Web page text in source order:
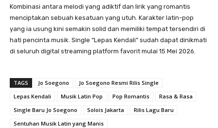
​Kombinasi antara melodi yang adiktif dan lirik yang romantis
menciptakan sebuah kesatuan yang utuh. Karakter latin-pop
yang ia usung kini semakin solid dan memiliki tempat tersendiri di
hati pencinta musik. Single “Lepas Kendali” sudah dapat dinikmati
di seluruh digital streaming platform favorit mulai 15 Mei 2026.
TAGS Jo Soegono
Jo Soegono Resmi Rilis Single
Lepas Kendali
Musik Latin Pop Pop Romantis
Rasa & Rasa
Single Baru Jo Soegono
Solois Jakarta
​Rilis Lagu Baru
​Sentuhan Musik Latin yang Manis